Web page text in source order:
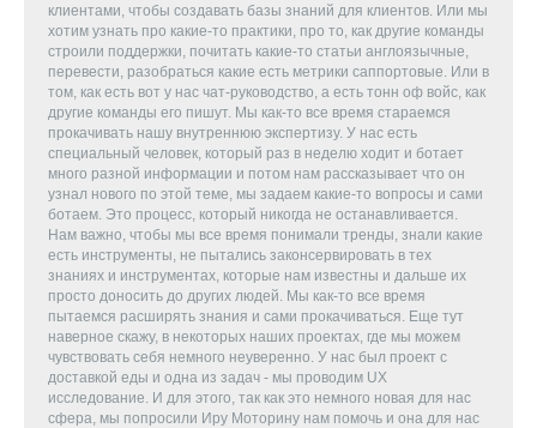
клиентами, чтобы создавать базы знаний для клиентов. Или мы
хотим узнать про какие-то практики, про то, как другие команды
строили поддержки, почитать какие-то статьи англоязычные,
перевести, разобраться какие есть метрики саппортовые. Или в
том, как есть вот у нас чат-руководство, а есть тонн оф войс, как
другие команды его пишут. Мы как-то все время стараемся
прокачивать нашу внутреннюю экспертизу. У нас есть
специальный человек, который раз в неделю ходит и ботает
много разной информации и потом нам рассказывает что он
узнал нового по этой теме, мы задаем какие-то вопросы и сами
ботаем. Это процесс, который никогда не останавливается.
Нам важно, чтобы мы все время понимали тренды, знали какие
есть инструменты, не пытались законсервировать в тех
знаниях и инструментах, которые нам известны и дальше их
просто доносить до других людей. Мы как-то все время
пытаемся расширять знания и сами прокачиваться. Еще тут
наверное скажу, в некоторых наших проектах, где мы можем
чувствовать себя немного неуверенно. У нас был проект с
доставкой еды и одна из задач - мы проводим UX
исследование. И для этого, так как это немного новая для нас
сфера, мы попросили Иру Моторину нам помочь и она для нас